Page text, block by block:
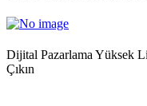
Dijital Pazarlama Yüksek
Çıkın